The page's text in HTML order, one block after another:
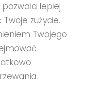
pozwala lepiej
zużycie.
Twojego